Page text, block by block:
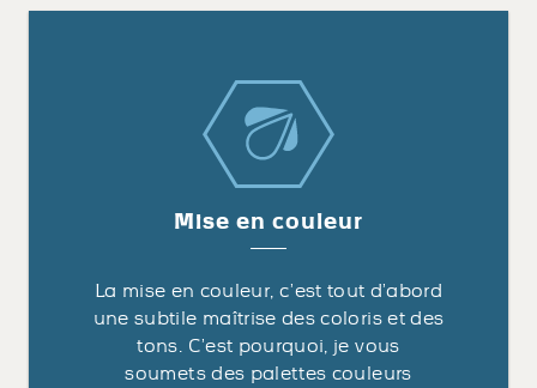
Mise en couleur
La mise en couleur, c’est tout d’abord
une subtile maîtrise des coloris et des
tons. C’est pourquoi, je vous
soumets des palettes couleurs